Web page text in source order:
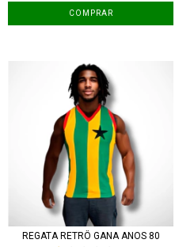
COMPRAR
REGATA RETRÔ GANA ANOS 80